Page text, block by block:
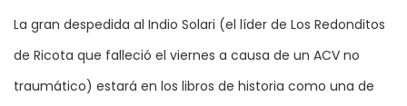
La gran despedida al Indio Solari (el líder de Los Redonditos
de Ricota que falleció el viernes a causa de un ACV no
traumático) estará en los libros de historia como una de